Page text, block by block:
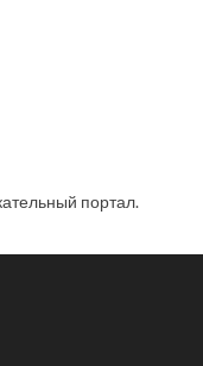
портал.